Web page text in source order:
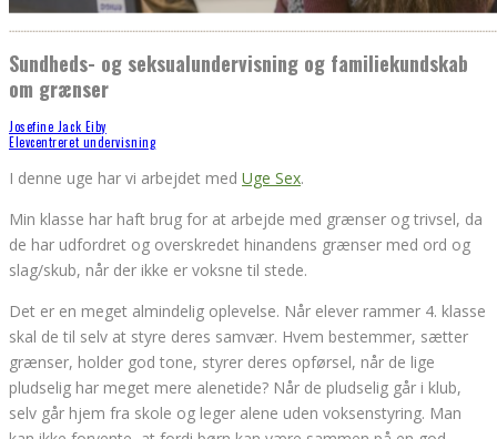
Sundheds- og seksualundervisning og familiekundskab
om grænser
Josefine Jack Eiby
Elevcentreret undervisning
I denne uge har vi arbejdet med Uge Sex.
Min klasse har haft brug for at arbejde med grænser og trivsel, da
de har udfordret og overskredet hinandens grænser med ord og
slag/skub, når der ikke er voksne til stede.
Det er en meget almindelig oplevelse. Når elever rammer 4. klasse
skal de til selv at styre deres samvær. Hvem bestemmer, sætter
grænser, holder god tone, styrer deres opførsel, når de lige
pludselig har meget mere alenetide? Når de pludselig går i klub,
selv går hjem fra skole og leger alene uden voksenstyring. Man